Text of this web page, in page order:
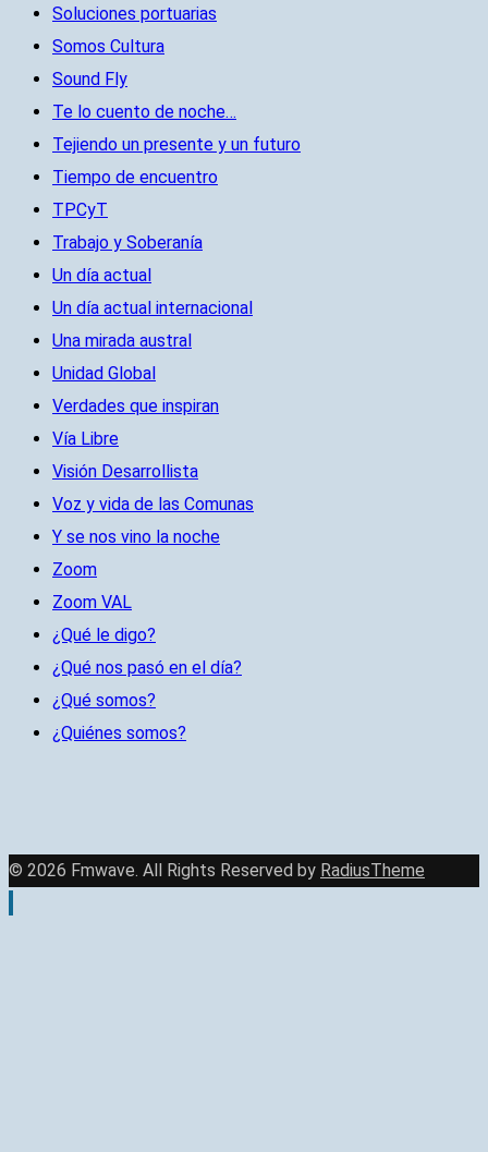
Soluciones portuarias
Somos Cultura
Sound Fly
Te lo cuento de noche…
Tejiendo un presente y un futuro
Tiempo de encuentro
TPCyT
Trabajo y Soberanía
Un día actual
Un día actual internacional
Una mirada austral
Unidad Global
Verdades que inspiran
Vía Libre
Visión Desarrollista
Voz y vida de las Comunas
Y se nos vino la noche
Zoom
Zoom VAL
¿Qué le digo?
¿Qué nos pasó en el día?
¿Qué somos?
¿Quiénes somos?
© 2026 Fmwave. All Rights Reserved by RadiusTheme